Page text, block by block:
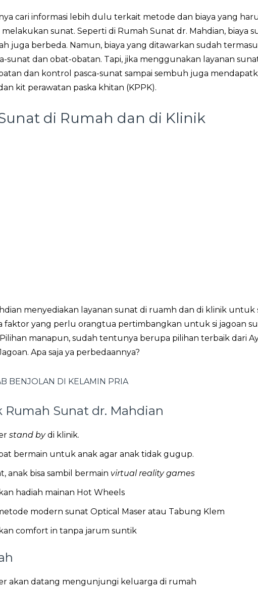
cari informasi lebih dulu terkait metode dan biaya yang
sunat. Seperti di Rumah Sunat dr. Mahdian, biaya
juga berbeda. Namun, biaya yang ditawarkan sudah
sunat dan obat-obatan. Tapi, jika menggunakan layanan
dan kontrol pasca-sunat sampai sembuh juga
kit perawatan paska khitan (KPPK).
di Rumah dan di Klinik
menyediakan layanan sunat di ruamh dan di klinik untuk
faktor yang perlu orangtua pertimbangkan untuk si jagoan
manapun, sudah tentunya berupa pilihan terbaik dari
Apa saja ya perbedaannya?
BENJOLAN DI KELAMIN PRIA
Rumah Sunat dr. Mahdian
stand bydi klinik.
bermain untuk anak agar anak tidak gugup.
anak bisa sambil bermain virtual reality games
hadiah mainan Hot Wheels
modern sunat Optical Maser atau Tabung Klem
comfort in tanpa jarum suntik
akan datang mengunjungi keluarga di rumah